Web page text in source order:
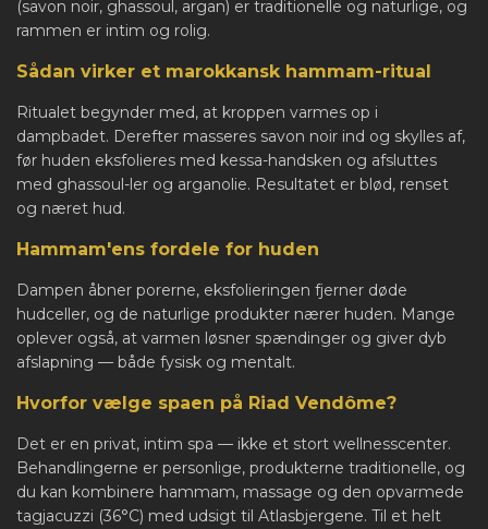
(savon noir, ghassoul, argan) er traditionelle og naturlige, og
rammen er intim og rolig.
Sådan virker et marokkansk hammam-ritual
Ritualet begynder med, at kroppen varmes op i
dampbadet. Derefter masseres savon noir ind og skylles af,
før huden eksfolieres med kessa-handsken og afsluttes
med ghassoul-ler og arganolie. Resultatet er blød, renset
og næret hud.
Hammam'ens fordele for huden
Dampen åbner porerne, eksfolieringen fjerner døde
hudceller, og de naturlige produkter nærer huden. Mange
oplever også, at varmen løsner spændinger og giver dyb
afslapning — både fysisk og mentalt.
Hvorfor vælge spaen på Riad Vendôme?
Det er en privat, intim spa — ikke et stort wellnesscenter.
Behandlingerne er personlige, produkterne traditionelle, og
du kan kombinere hammam, massage og den opvarmede
tagjacuzzi (36°C) med udsigt til Atlasbjergene. Til et helt